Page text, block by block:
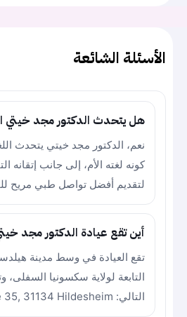
الأسئلة الشائعة
هل يتحدث الدكتور مجد خيتي
نعم، الدكتور مجد خيتي يتحدث
كونه لغته الأم، إلى جانب إتقانه
لتقديم أفضل تواصل طبي مريح
أين تقع عيادة الدكتور مجد
التابعة لولاية سكسونيا السفلى،
التالي: Almsstraße 35, 31134 Hildesheim.